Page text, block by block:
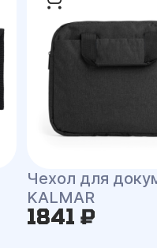
Чехол для
KALMAR
1841 ₽